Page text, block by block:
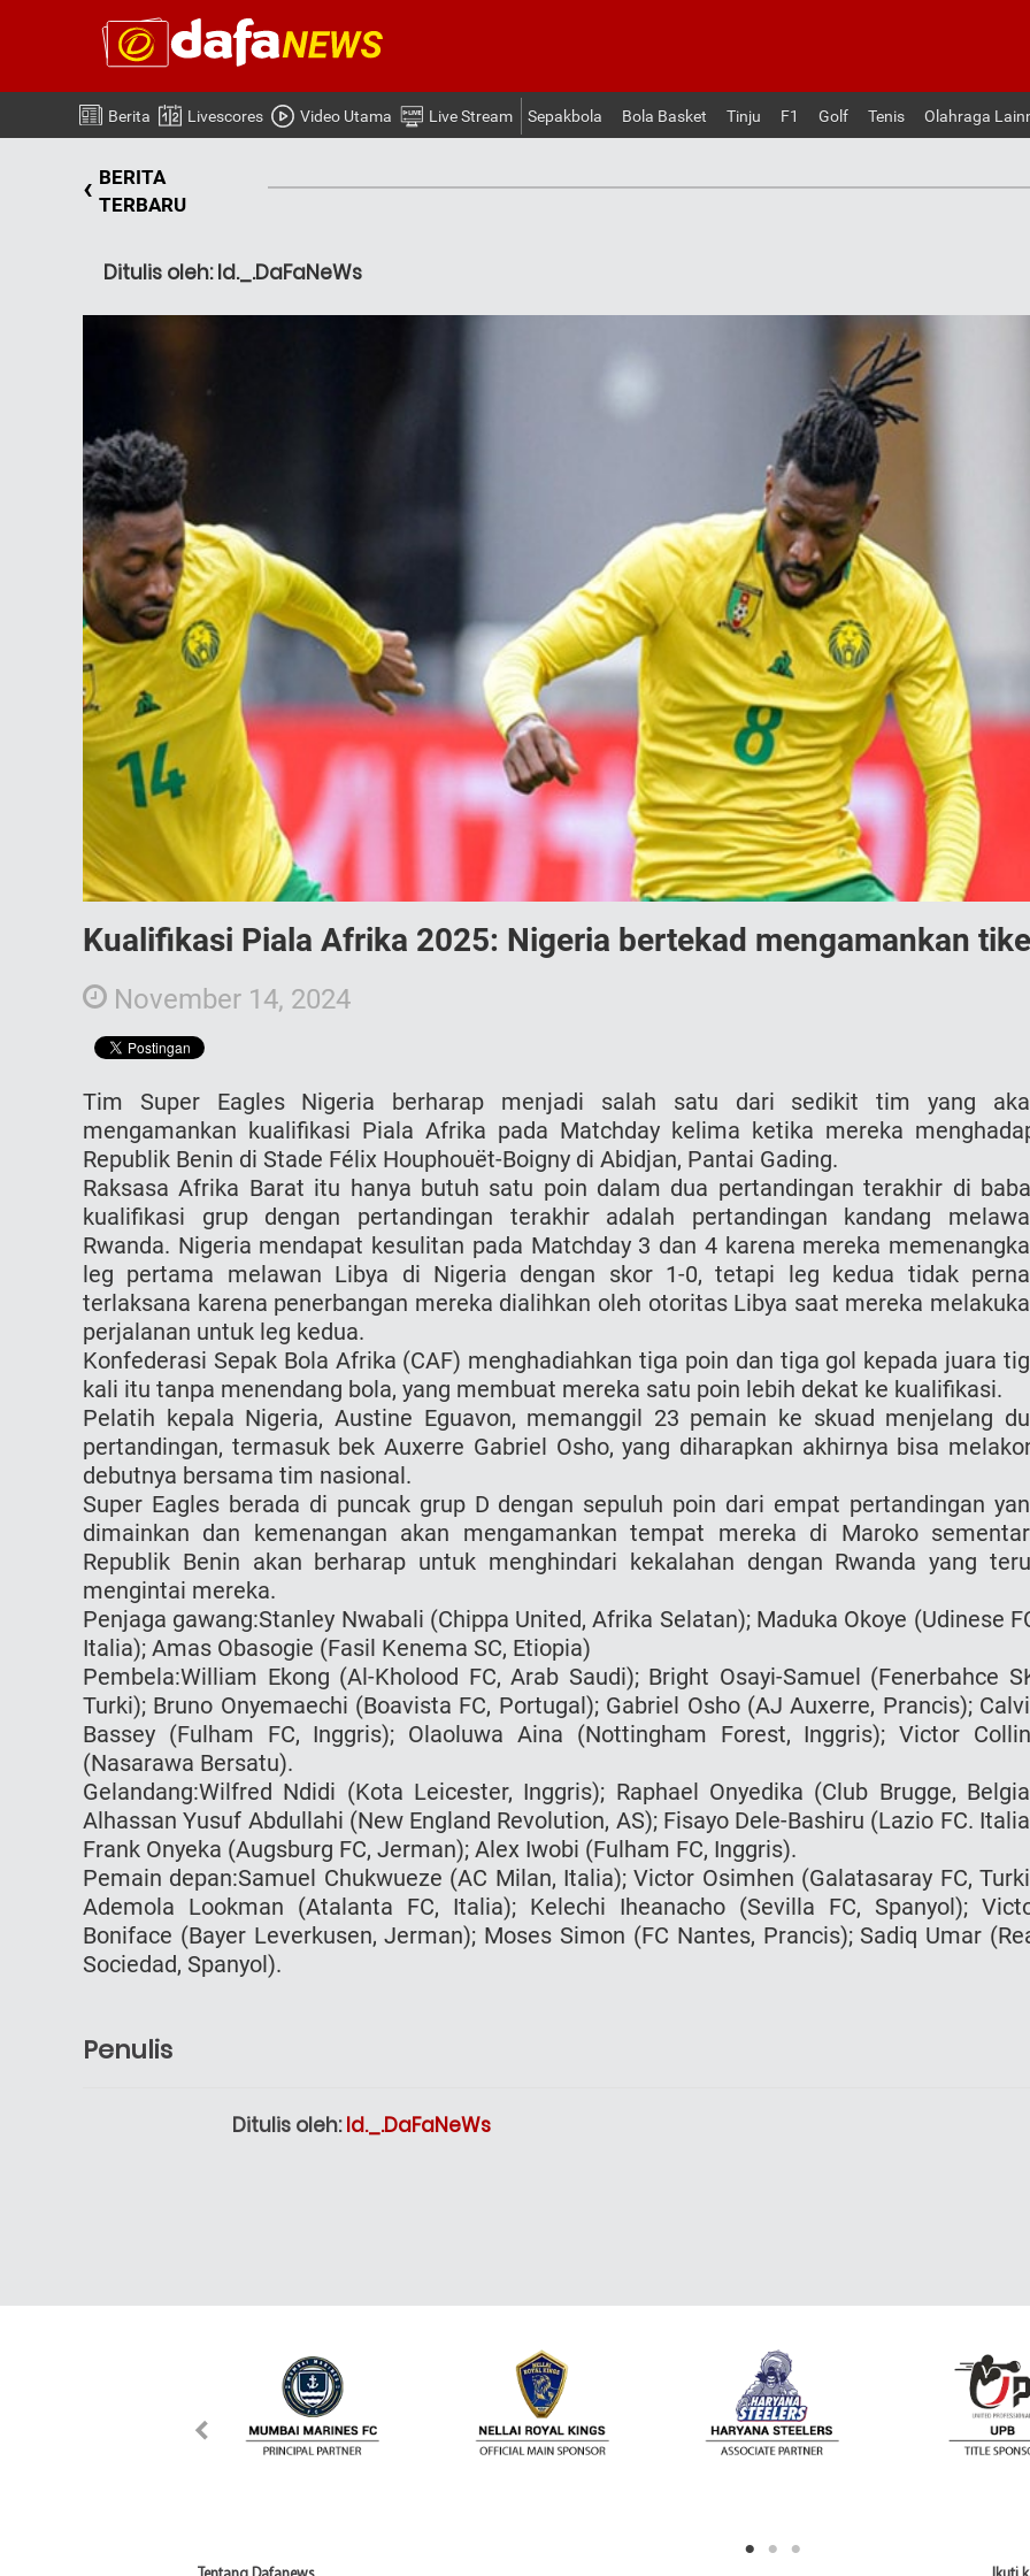
Berita Livescores Video Utama Live Stream Sepakbola Bola Basket Tinju F1 Golf Tenis Olahraga
‹ BERITA
TERBARU
Ditulis oleh: Id._.DaFaNeWs
Kualifikasi Piala Afrika 2025: Nigeria bertekad mengamankan tike
November 14, 2024
Tim Super Eagles Nigeria berharap menjadi salah satu dari sedikit tim yang
mengamankan kualifikasi Piala Afrika pada Matchday kelima ketika mereka
Republik Benin di Stade Félix Houphouët-Boigny di Abidjan, Pantai Gading.
Raksasa Afrika Barat itu hanya butuh satu poin dalam dua pertandingan terakhir di
kualifikasi grup dengan pertandingan terakhir adalah pertandingan kandang
Rwanda. Nigeria mendapat kesulitan pada Matchday 3 dan 4 karena mereka
leg pertama melawan Libya di Nigeria dengan skor 1-0, tetapi leg kedua tidak
terlaksana karena penerbangan mereka dialihkan oleh otoritas Libya saat mereka
perjalanan untuk leg kedua.
Konfederasi Sepak Bola Afrika (CAF) menghadiahkan tiga poin dan tiga gol kepada juara
kali itu tanpa menendang bola, yang membuat mereka satu poin lebih dekat ke kualifikasi.
Pelatih kepala Nigeria, Austine Eguavon, memanggil 23 pemain ke skuad menjelang
pertandingan, termasuk bek Auxerre Gabriel Osho, yang diharapkan akhirnya bisa
debutnya bersama tim nasional.
Super Eagles berada di puncak grup D dengan sepuluh poin dari empat pertandingan
dimainkan dan kemenangan akan mengamankan tempat mereka di Maroko
Republik Benin akan berharap untuk menghindari kekalahan dengan Rwanda yang
mengintai mereka.
Penjaga gawang:Stanley Nwabali (Chippa United, Afrika Selatan); Maduka Okoye (Udinese
Italia); Amas Obasogie (Fasil Kenema SC, Etiopia)
Pembela:William Ekong (Al-Kholood FC, Arab Saudi); Bright Osayi-Samuel (Fenerbahce
Turki); Bruno Onyemaechi (Boavista FC, Portugal); Gabriel Osho (AJ Auxerre, Prancis);
Bassey (Fulham FC, Inggris); Olaoluwa Aina (Nottingham Forest, Inggris); Victor
(Nasarawa Bersatu).
Gelandang:Wilfred Ndidi (Kota Leicester, Inggris); Raphael Onyedika (Club Brugge,
Alhassan Yusuf Abdullahi (New England Revolution, AS); Fisayo Dele-Bashiru (Lazio FC.
Frank Onyeka (Augsburg FC, Jerman); Alex Iwobi (Fulham FC, Inggris).
Pemain depan:Samuel Chukwueze (AC Milan, Italia); Victor Osimhen (Galatasaray FC,
Ademola Lookman (Atalanta FC, Italia); Kelechi Iheanacho (Sevilla FC, Spanyol);
Boniface (Bayer Leverkusen, Jerman); Moses Simon (FC Nantes, Prancis); Sadiq Umar
Sociedad, Spanyol).
Penulis
Ditulis oleh:Id._.DaFaNeWs